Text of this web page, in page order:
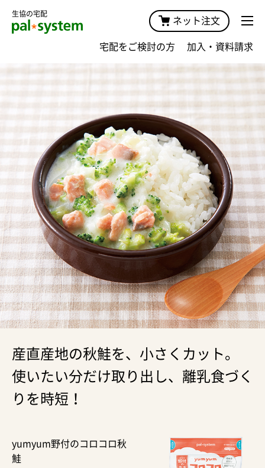
生協の宅配
ネット注文
宅配をご検討の方 加入・資料請求
産直産地の秋鮭を、小さくカット。
使いたい分だけ取り出し、離乳食づく
りを時短！
yumyum野付のコロコロ秋
鮭